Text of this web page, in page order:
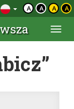
A A A A